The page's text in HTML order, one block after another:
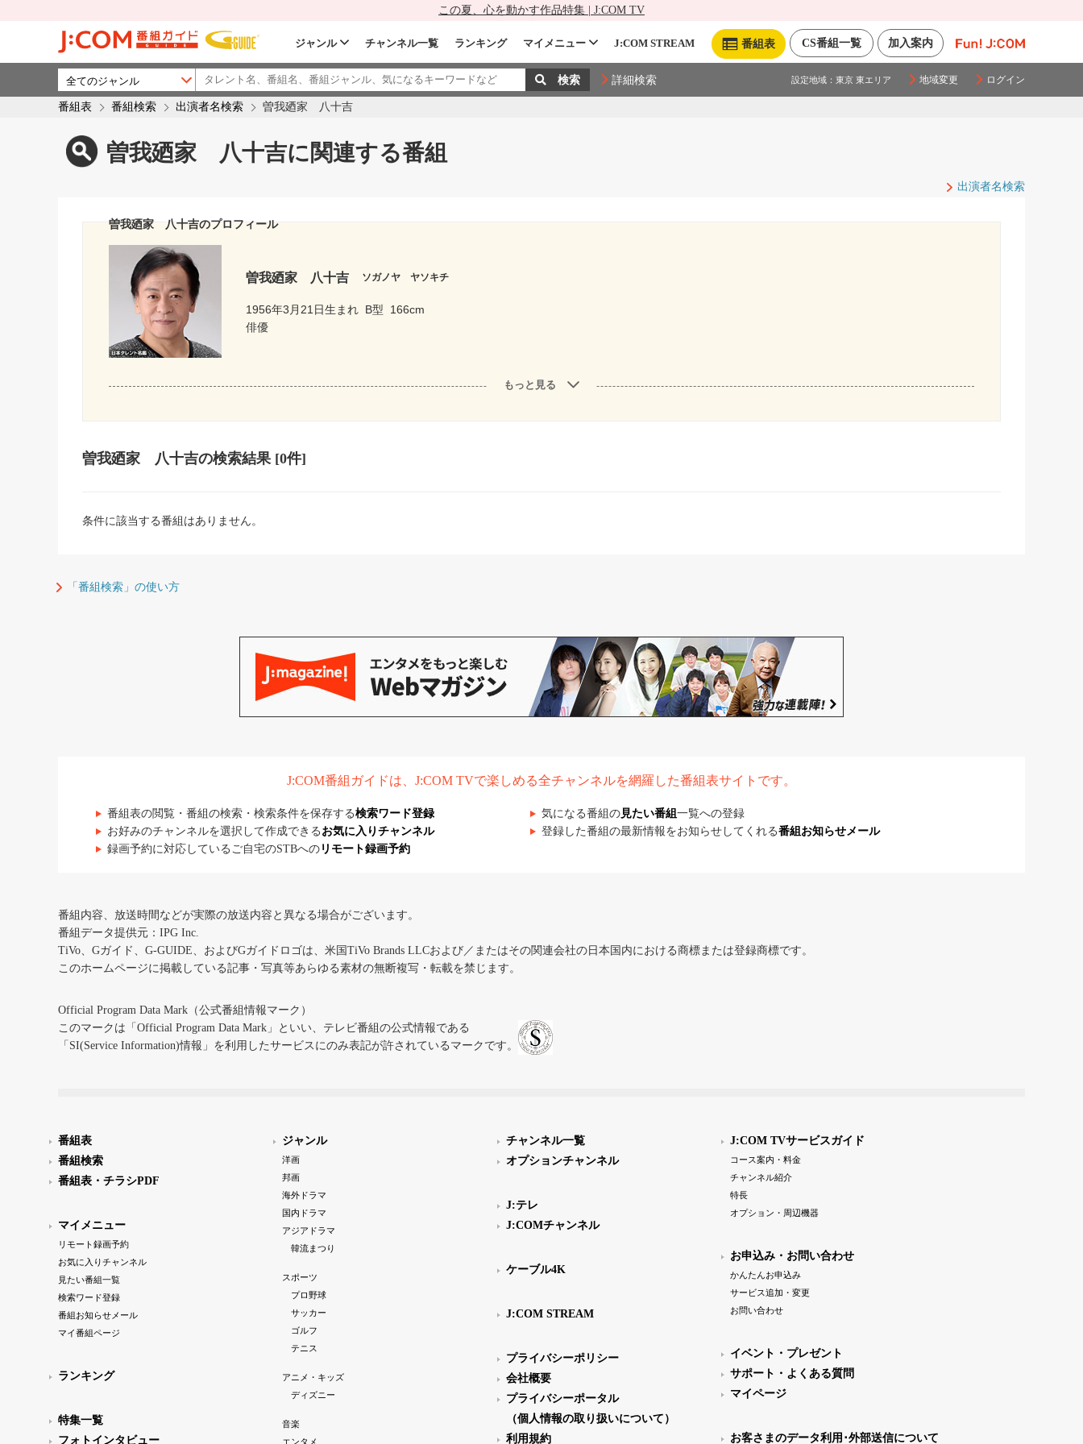
この夏、心を動かす作品特集 | J:COM TV
加入案内
CS番組一覧
番組表
ジャンル チャンネル一覧 ランキング マイメニュー J:COM STREAM
詳細検索 設定地域： 東京 東エリア 地域変更 ログイン
番組表 番組検索 出演者名検索 曽我廼家 八十吉
曽我廼家 八十吉に関連する番組
出演者名検索
曽我廼家 八十吉のプロフィール
曽我廼家 八十吉 ソガノヤ ヤソキチ
1956年3月21日生まれ B型
166cm
俳優
もっと見る
曽我廼家 八十吉の検索結果 [0件]
条件に該当する番組はありません。
「番組検索」の使い方
J:COM番組ガイドは、J:COM TVで楽しめる全チャンネルを網羅した番組表サイトです。
番組表の閲覧・番組の検索・検索条件を保存する検索ワード登録 気になる番組の見たい番組 一覧への登録
お好みのチャンネルを選択して作成できる お気に入りチャンネル 登録した番組の最新情報をお知らせしてくれる番組お知らせメール
録画予約に対応しているご自宅のSTBへの リモート録画予約
番組内容、放送時間などが実際の放送内容と異なる場合がございます。
番組データ提供元：IPG Inc.
TiVo、Gガイド、G-GUIDE、およびGガイドロゴは、米国TiVo Brands LLCおよび／またはその関連会社の日本国内における商標または登録商標です。
このホームページに掲載している記事・写真等あらゆる素材の無断複写・転載を禁じます。
Official Program Data Mark（公式番組情報マーク）
このマークは「Official Program Data Mark」といい、テレビ番組の公式情報である
「SI(Service Information)情報」を利用したサービスにのみ表記が許されているマークです。
番組表
番組検索
番組表・チラシPDF
マイメニュー
リモート録画予約
お気に入りチャンネル
見たい番組一覧
検索ワード登録
番組お知らせメール
マイ番組ページ
ランキング
特集一覧
フォトインタビュー
ジャンル
洋画
邦画
海外ドラマ
国内ドラマ
アジアドラマ
韓流まつり
スポーツ
プロ野球
サッカー
ゴルフ
テニス
アニメ・キッズ
ディズニー
音楽
エンタメ
チャンネル一覧
オプションチャンネル
J:テレ
J:COMチャンネル
ケーブル4K
J:COM STREAM
プライバシーポリシー
会社概要
プライバシーポータル
（個人情報の取り扱いについて）
利用規約
J:COM TVサービスガイド
コース案内・料金
チャンネル紹介
特長
オプション・周辺機器
お申込み・お問い合わせ
かんたんお申込み
サービス追加・変更
お問い合わせ
イベント・プレゼント
サポート・よくある質問
マイページ
お客さまのデータ利用･外部送信について